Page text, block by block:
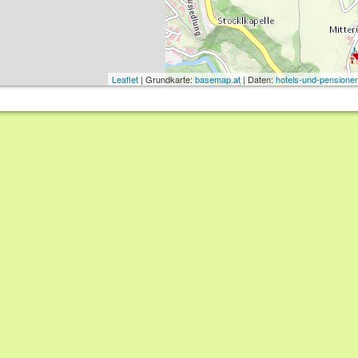
Leaflet | Grundkarte:basemap.at | Daten:hotels-und-